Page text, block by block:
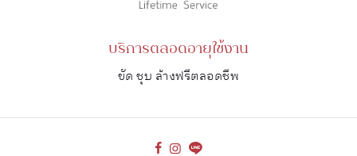
บริการตลอดอายุใช้งาน
ขัด ชุบ ล้างฟรีตลอดชีพ